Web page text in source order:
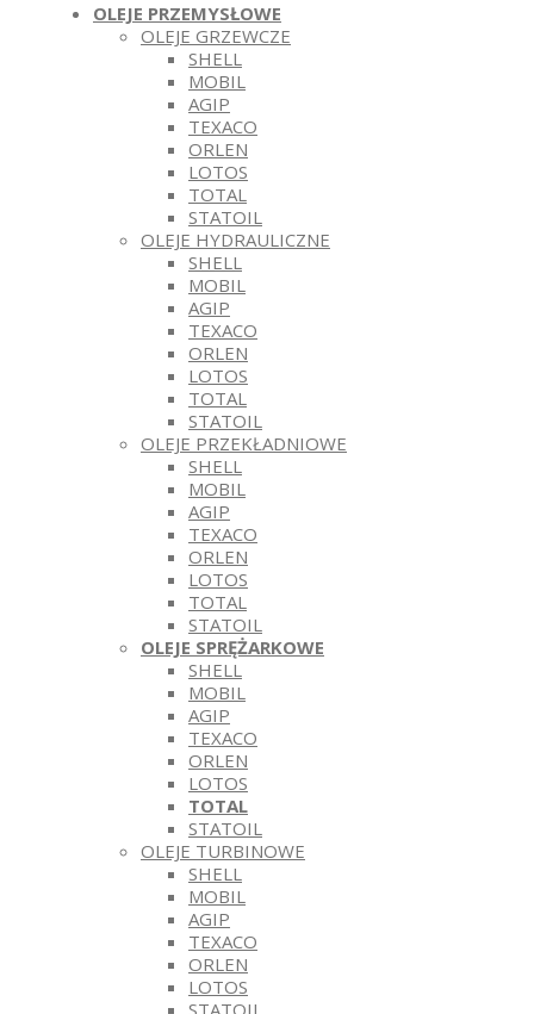
OLEJE PRZEMYSŁOWE
OLEJE GRZEWCZE
SHELL
MOBIL
AGIP
TEXACO
ORLEN
LOTOS
TOTAL
STATOIL
OLEJE HYDRAULICZNE
SHELL
MOBIL
AGIP
TEXACO
ORLEN
LOTOS
TOTAL
STATOIL
OLEJE PRZEKŁADNIOWE
SHELL
MOBIL
AGIP
TEXACO
ORLEN
LOTOS
TOTAL
STATOIL
OLEJE SPRĘŻARKOWE
SHELL
MOBIL
AGIP
TEXACO
ORLEN
LOTOS
TOTAL
STATOIL
OLEJE TURBINOWE
SHELL
MOBIL
AGIP
TEXACO
ORLEN
LOTOS